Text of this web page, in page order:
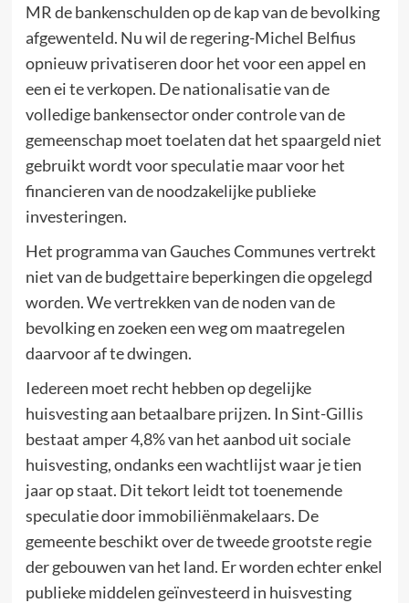
MR de bankenschulden op de kap van de bevolking
afgewenteld. Nu wil de regering-Michel Belfius
opnieuw privatiseren door het voor een appel en
een ei te verkopen. De nationalisatie van de
volledige bankensector onder controle van de
gemeenschap moet toelaten dat het spaargeld niet
gebruikt wordt voor speculatie maar voor het
financieren van de noodzakelijke publieke
investeringen.
Het programma van Gauches Communes vertrekt
niet van de budgettaire beperkingen die opgelegd
worden. We vertrekken van de noden van de
bevolking en zoeken een weg om maatregelen
daarvoor af te dwingen.
Iedereen moet recht hebben op degelijke
huisvesting aan betaalbare prijzen. In Sint-Gillis
bestaat amper 4,8% van het aanbod uit sociale
huisvesting, ondanks een wachtlijst waar je tien
jaar op staat. Dit tekort leidt tot toenemende
speculatie door immobiliënmakelaars. De
gemeente beschikt over de tweede grootste regie
der gebouwen van het land. Er worden echter enkel
publieke middelen geïnvesteerd in huisvesting